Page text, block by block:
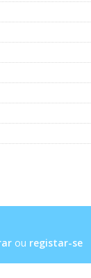
ou registar-se